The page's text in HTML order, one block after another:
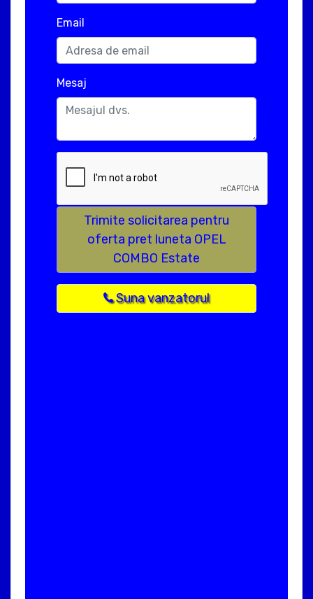
Email
Mesaj
Trimite solicitarea pentru
oferta pret luneta OPEL
COMBO Estate
Suna vanzatorul